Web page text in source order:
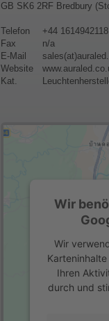
GB SK6 2RF Bredbury
Telefon
+44 1614942118
Fax
n/a
E-Mail
Website
Kat.
Wir
Wir
Ihren
durch und